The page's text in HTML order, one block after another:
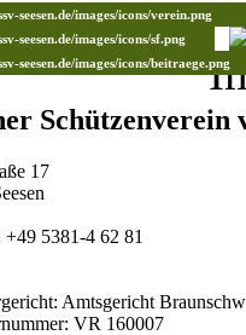
Schützenverein
17
5381-4 62 81
Amtsgericht
VR 160007